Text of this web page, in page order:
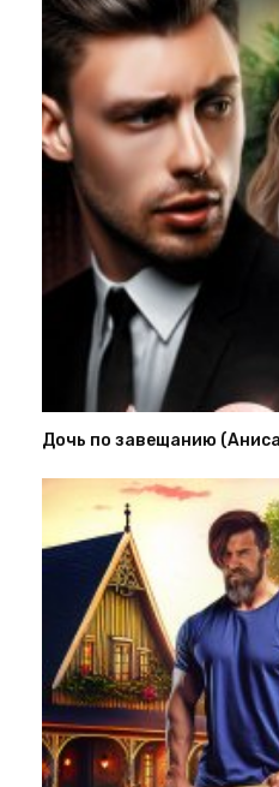
Дочь по завещанию